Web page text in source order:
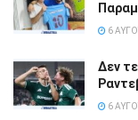
6
Δεν
6